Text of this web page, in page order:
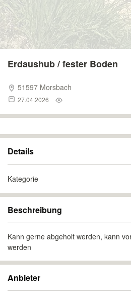
Erdaushub / fester Boden
51597 Morsbach
27.04.2026
Details
Kategorie
Beschreibung
Kann gerne abgeholt werden, kann
werden
Anbieter